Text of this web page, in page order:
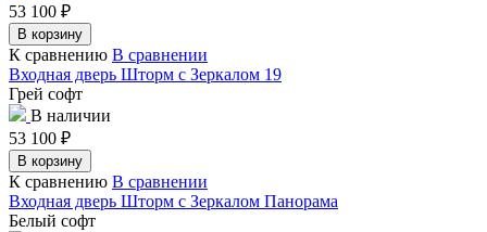
53 100 ₽
В корзину
К сравнению В сравнении
Входная дверь Шторм с Зеркалом 19
Грей софт
В наличии
53 100 ₽
В корзину
К сравнению В сравнении
Входная дверь Шторм с Зеркалом Панорама
Белый софт